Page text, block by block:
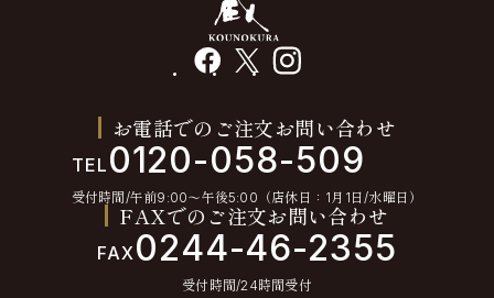
facebook instagram
お電話でのご注文お問い合わせ
TEL 0120-058-509
受付時間/午前9:00〜午後5:00（店休日：1月1日/水曜日）
FAXでのご注文お問い合わせ
FAX0244-46-2355
受付時間/24時間受付